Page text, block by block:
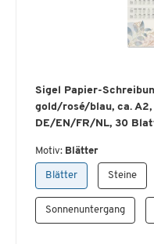
Sigel Papier-
gold/rosé/blau, ca.
DE/EN/FR/NL, 30
Motiv: Blätter
Blätter Steine
Sonnenuntergang